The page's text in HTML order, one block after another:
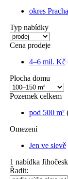
okres
Typ nabídky
Cena prodeje
4–6 mil. Kč
Plocha domu
Pozemek celkem
pod 500 m²
Omezení
Jen ve slevě
1 nabídka
Řadit: